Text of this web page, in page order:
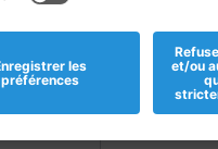
Magasins